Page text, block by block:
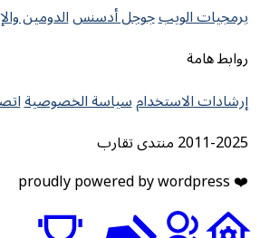
برمجيات الويبجوجل أدسنسالدومين
روابط هامة
إرشادات الاستخدامسياسة الخصوصية
2011-2025 منتدى تقارب
❤️ proudly powered by wordpress